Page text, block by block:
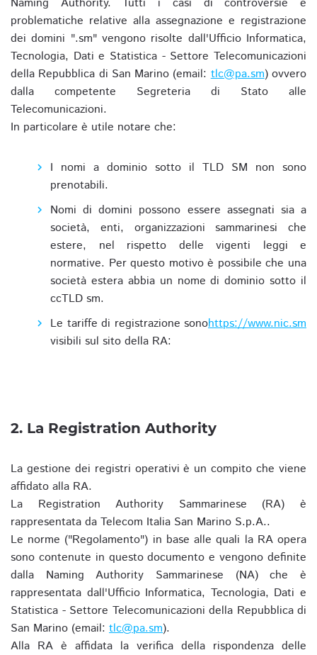
problematiche relative alla assegnazione e registrazione
dei domini ".sm" vengono risolte dall'Ufficio Informatica,
Tecnologia, Dati e Statistica - Settore Telecomunicazioni
della Repubblica di San Marino (email:tlc@pa.sm) ovvero
dalla competente Segreteria di Stato alle
Telecomunicazioni.
In particolare è utile notare che:
I nomi a dominio sotto il TLD SM non sono
prenotabili.
Nomi di domini possono essere assegnati sia a
società, enti, organizzazioni sammarinesi che
estere, nel rispetto delle vigenti leggi e
normative. Per questo motivo è possibile che una
società estera abbia un nome di dominio sotto il
ccTLD sm.
Le tariffe di registrazione sono
visibili sul sito della RA:
https://www.nic.sm
2. La Registration Authority
La gestione dei registri operativi è un compito che viene
affidato alla RA.
La Registration Authority Sammarinese (RA) è
rappresentata da Telecom Italia San Marino S.p.A..
Le norme ("Regolamento") in base alle quali la RA opera
sono contenute in questo documento e vengono definite
dalla Naming Authority Sammarinese (NA) che è
rappresentata dall'Ufficio Informatica, Tecnologia, Dati e
Statistica - Settore Telecomunicazioni della Repubblica di
San Marino (email: tlc@pa.sm).
Alla RA è affidata la verifica della rispondenza delle